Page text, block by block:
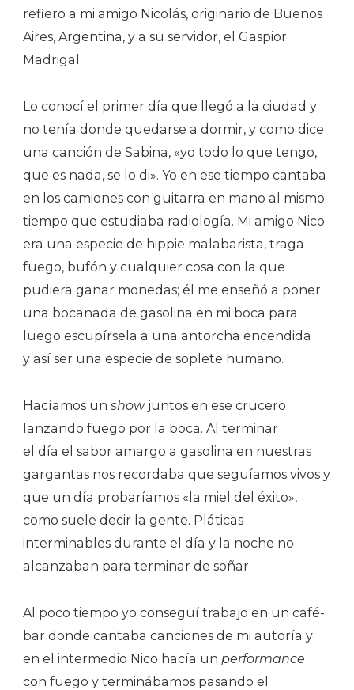
refiero a mi amigo Nicolás, originario de Buenos
Aires, Argentina, y a su servidor, el Gaspior
Madrigal.
Lo conocí el primer día que llegó a la ciudad y
no tenía donde quedarse a dormir, y como dice
una canción de Sabina, «yo todo lo que tengo,
que es nada, se lo di». Yo en ese tiempo cantaba
en los camiones con guitarra en mano al mismo
tiempo que estudiaba radiología. Mi amigo Nico
era una especie de hippie malabarista, traga
fuego, bufón y cualquier cosa con la que
pudiera ganar monedas; él me enseñó a poner
una bocanada de gasolina en mi boca para
luego escupírsela a una antorcha encendida
y así ser una especie de soplete humano.
Hacíamos un showjuntos en ese crucero
lanzando fuego por la boca. Al terminar
el día el sabor amargo a gasolina en nuestras
gargantas nos recordaba que seguíamos vivos y
que un día probaríamos «la miel del éxito»,
como suele decir la gente. Pláticas
interminables durante el día y la noche no
alcanzaban para terminar de soñar.
Al poco tiempo yo conseguí trabajo en un café-
bar donde cantaba canciones de mi autoría y
en el intermedio Nico hacía un performance
con fuego y terminábamos pasando el